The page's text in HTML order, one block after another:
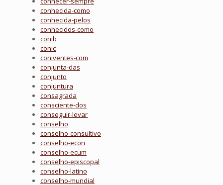
conhecida-como
conhecida-pelos
conhecidos-como
conib
conic
coniventes-com
conjunta-das
conjunto
conjuntura
consagrada
consciente-dos
conseguir-levar
conselho
conselho-consultivo
conselho-econ
conselho-ecum
conselho-episcopal
conselho-latino
conselho-mundial